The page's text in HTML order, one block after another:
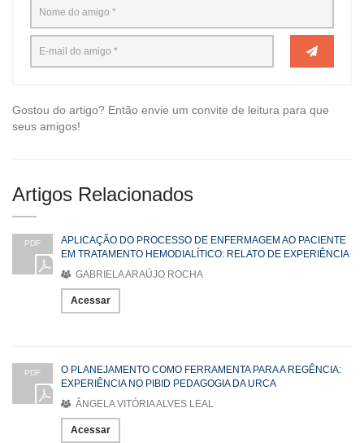
Gostou do artigo? Então envie um convite de leitura para que
seus amigos!
Artigos Relacionados
PDF
APLICAÇÃO DO PROCESSO DE ENFERMAGEM AO PACIENTE
EM TRATAMENTO HEMODIALÍTICO: RELATO DE EXPERIÊNCIA
GABRIELA ARAÚJO ROCHA
Acessar
PDF
O PLANEJAMENTO COMO FERRAMENTA PARA A REGÊNCIA:
EXPERIÊNCIA NO PIBID PEDAGOGIA DA URCA
ÂNGELA VITÓRIA ALVES LEAL
Acessar